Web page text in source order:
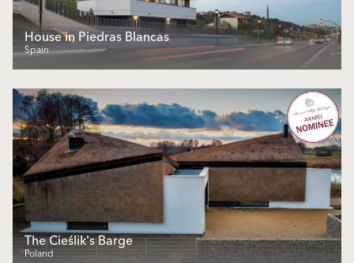
House in Piedras Blancas
Spain
The Cieślik's Barge
Poland